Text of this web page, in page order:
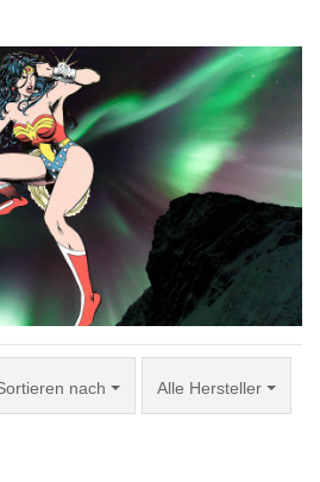
nach
nach Alle Hersteller